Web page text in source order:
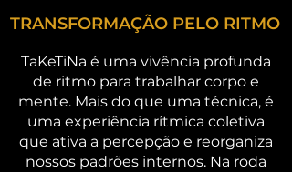
TRANSFORMAÇÃO PELO RITMO
TaKeTiNa é uma vivência profunda
de ritmo para trabalhar corpo e
mente. Mais do que uma técnica, é
uma experiência rítmica coletiva
que ativa a percepção e reorganiza
nossos padrões internos. Na roda